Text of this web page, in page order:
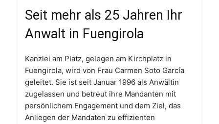
Seit mehr als 25 Jahren Ihr
Anwalt in Fuengirola
Kanzlei am Platz, gelegen am Kirchplatz in
Fuengirola, wird von Frau Carmen Soto García
geleitet. Sie ist seit Januar 1996 als Anwältin
zugelassen und betreut ihre Mandanten mit
persönlichem Engagement und dem Ziel, das
Anliegen der Mandaten zu effizienten